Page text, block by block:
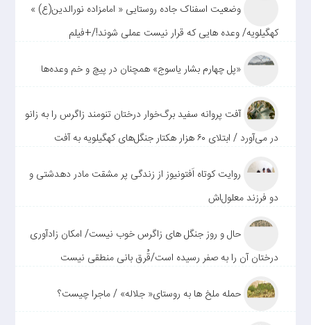
وضعیت اسفناک جاده روستایی « امامزاده نورالدین(ع) »
کهگیلویه/ وعده هایی که قرار نیست عملی شوند!/+فیلم
«پل چهارم بشار یاسوج» همچنان در پیچ و خم وعده‌ها
آفت پروانه سفید برگ‌خوار درختان تنومند زاگرس را به زانو
در می‌آورد / ابتلای ۶۰ هزار هکتار جنگل‌های کهگیلویه به آفت
روایت کوتاه اَفتونیوز از زندگی پر مشقت مادر دهدشتی و
دو فرزند معلول‌اش
حال و روز جنگل های زاگرس خوب نیست/ امکان زادآوری
درختان آن را به صفر رسیده است/قُرق بانی منطقی نیست
حمله ملخ ها به روستای« جلاله» / ماجرا چیست؟